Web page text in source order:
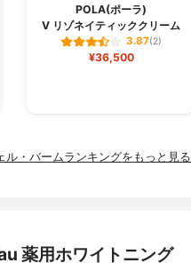
POLA(ポーラ)
V リゾネイティッククリーム
3.87(2)
¥36,500
ル・バームランキングをもっと見る
薬用ホワイトニング